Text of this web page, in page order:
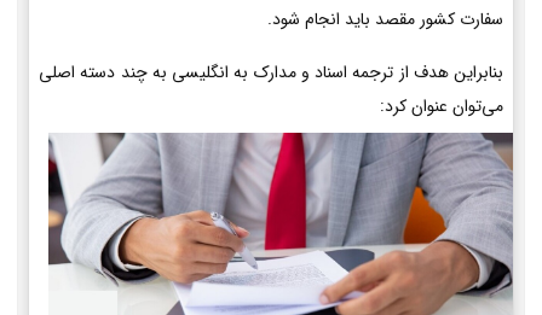
سفارت کشور مقصد باید انجام شود.
بنابراین هدف از ترجمه اسناد و مدارک به انگلیسی به چند دسته اصلی
می‌توان عنوان کرد: